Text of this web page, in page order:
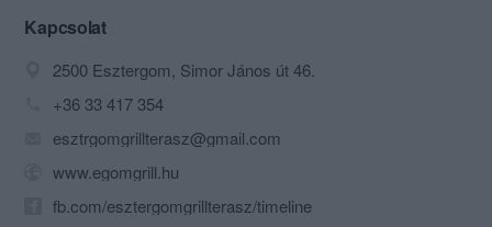
Kapcsolat
2500 Esztergom, Simor János út 46.
+36 33 417 354
esztrgomgrillterasz@gmail.com
www.egomgrill.hu
fb.com/esztergomgrillterasz/timeline